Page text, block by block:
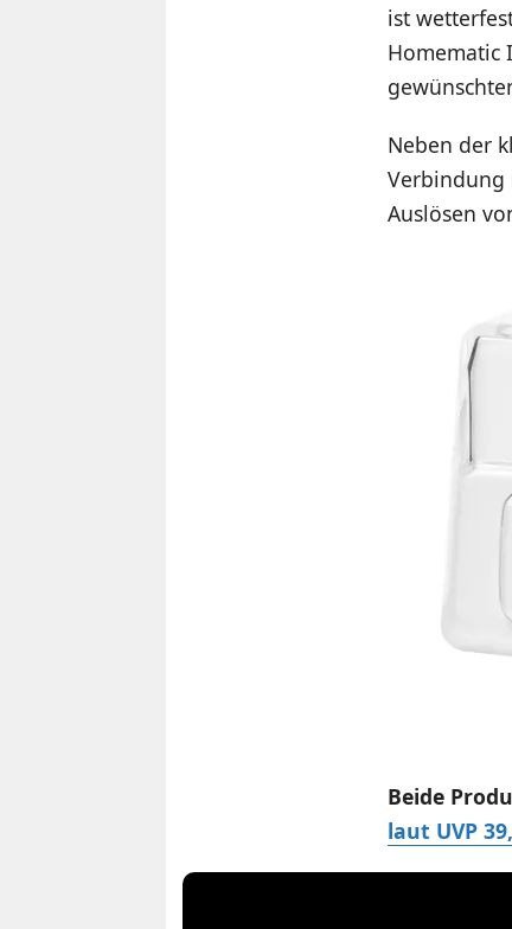
ist
Homematic
Neben der
Verbindung
Auslösen
Beide
laut UVP